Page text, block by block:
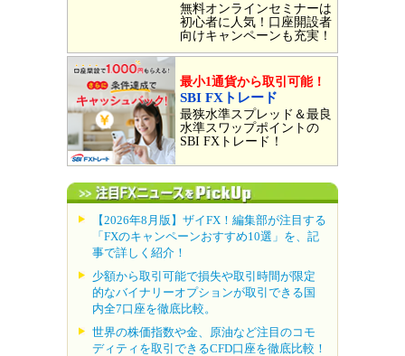
無料オンラインセミナーは
初心者に人気！口座開設者
向けキャンペーンも充実！
最小1通貨から取引可能！
SBI FXトレード
最狭水準スプレッド＆最良
水準スワップポイントの
SBI FXトレード！
【2026年8月版】ザイFX！編集部が注目する
「FXのキャンペーンおすすめ10選」を、記
事で詳しく紹介！
少額から取引可能で損失や取引時間が限定
的なバイナリーオプションが取引できる国
内全7口座を徹底比較。
世界の株価指数や金、原油など注目のコモ
ディティを取引できるCFD口座を徹底比較！